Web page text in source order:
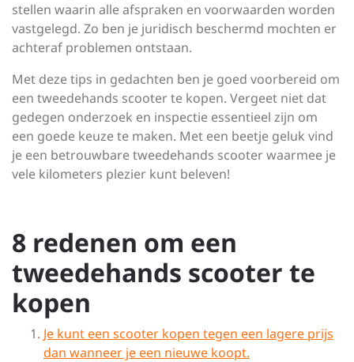
stellen waarin alle afspraken en voorwaarden worden
vastgelegd. Zo ben je juridisch beschermd mochten er
achteraf problemen ontstaan.
Met deze tips in gedachten ben je goed voorbereid om
een tweedehands scooter te kopen. Vergeet niet dat
gedegen onderzoek en inspectie essentieel zijn om
een goede keuze te maken. Met een beetje geluk vind
je een betrouwbare tweedehands scooter waarmee je
vele kilometers plezier kunt beleven!
8 redenen om een
tweedehands scooter te
kopen
Je kunt een scooter kopen tegen een lagere prijs
dan wanneer je een nieuwe koopt.